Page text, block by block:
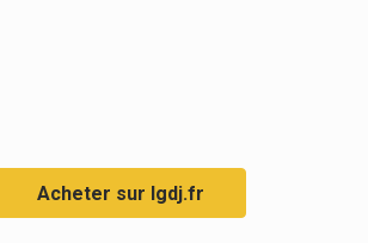
Acheter sur lgdj.fr